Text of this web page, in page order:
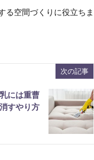
る空間づくりに役立ちま
次の記事
には重曹
すやり方